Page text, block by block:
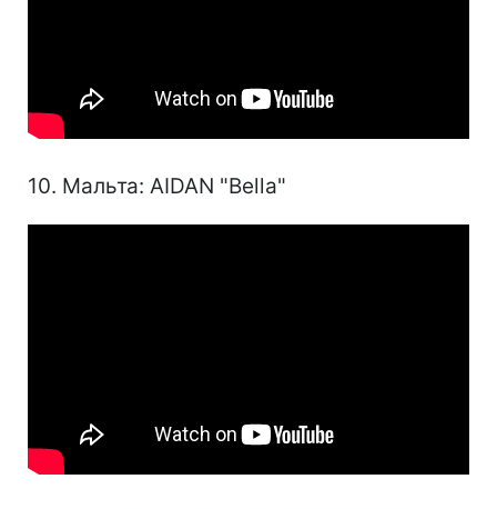
10. Мальта: AIDAN "Bella"